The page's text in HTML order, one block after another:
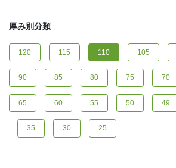
厚み別分類
120 115 110 105
90 85 80 75 70
65 60 55 50 49
35 30 25